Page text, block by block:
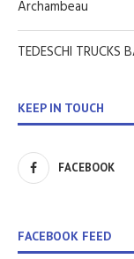
Archambeau
TEDESCHI
KEEP IN TOUCH
FACEBOOK
FACEBOOK FEED